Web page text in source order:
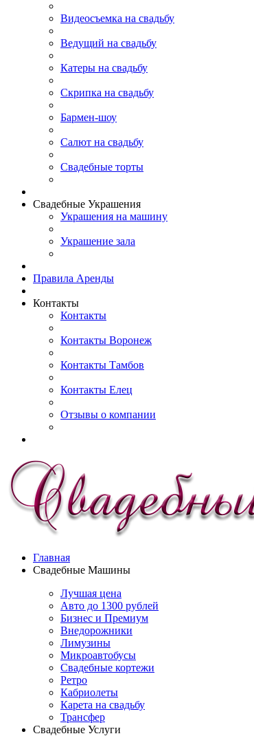
Видеосъемка на свадьбу
Ведущий на свадьбу
Катеры на свадьбу
Скрипка на свадьбу
Бармен-шоу
Салют на свадьбу
Свадебные торты
Свадебные Украшения
Украшения на машину
Украшение зала
Правила Аренды
Контакты
Контакты
Контакты Воронеж
Контакты Тамбов
Контакты Елец
Отзывы о компании
Главная
Свадебные Машины
Лучшая цена
Авто до 1300 рублей
Бизнес и Премиум
Внедорожники
Лимузины
Микроавтобусы
Свадебные кортежи
Ретро
Кабриолеты
Карета на свадьбу
Трансфер
Свадебные Услуги